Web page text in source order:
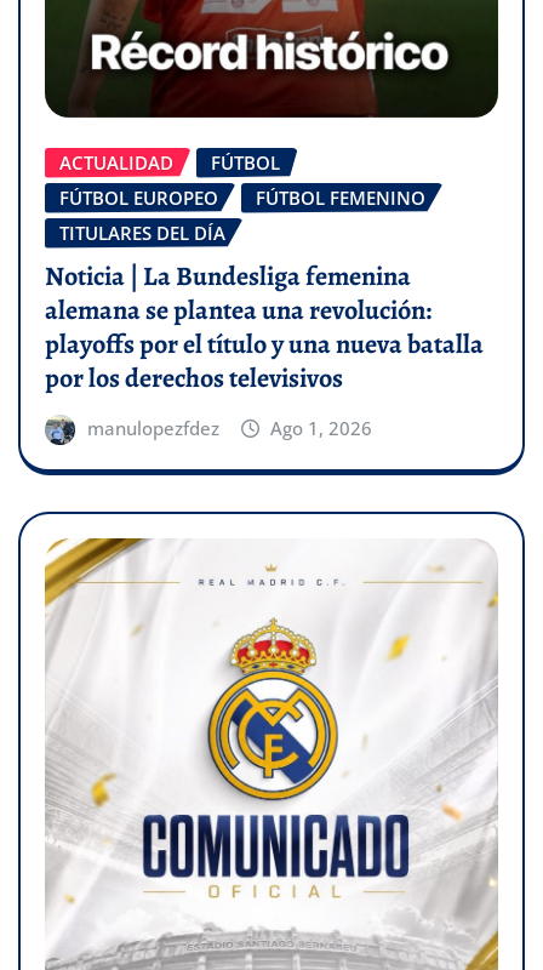
ACTUALIDAD
FÚTBOL
FÚTBOL EUROPEO
FÚTBOL FEMENINO
TITULARES DEL DÍA
Noticia | La Bundesliga femenina
alemana se plantea una revolución:
playoffs por el título y una nueva batalla
por los derechos televisivos
manulopezfdez Ago 1, 2026